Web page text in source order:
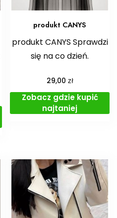
produkt CANYS
produkt CANYS Sprawdzi
się na co dzień.
29,00 zł
Zobacz gdzie kupić
najtaniej